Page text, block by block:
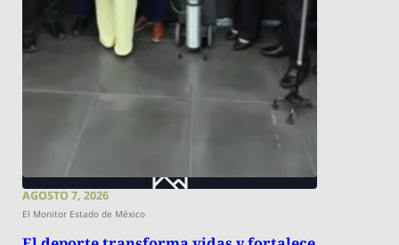
AGOSTO 7, 2026
El Monitor Estado de México